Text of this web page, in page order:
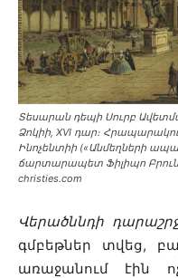
Տեսարան դեպի Սուրբ
Ձոկիի, XVI դար։
Ինոչենտիի («Անմեղների
ճարտարապետ Ֆիլիպո
christies.com
Վերածննդի
գմբեթներ տվեց,
առաջանում էին